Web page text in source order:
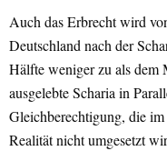
Auch das Erbrecht wird
Deutschland nach der
Hälfte weniger zu als dem
ausgelebte Scharia in
Gleichberechtigung, die
Realität nicht umgesetzt